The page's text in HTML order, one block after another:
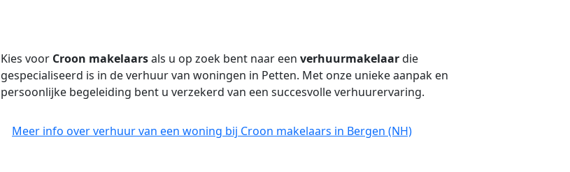
Kies voor Croon makelaarsals u op zoek bent naar een verhuurmakelaardie
gespecialiseerd is in de verhuur van woningen in Petten. Met onze unieke aanpak en
persoonlijke begeleiding bent u verzekerd van een succesvolle verhuurervaring.
Meer info over verhuur van een woning bij Croon makelaars in Bergen (NH)